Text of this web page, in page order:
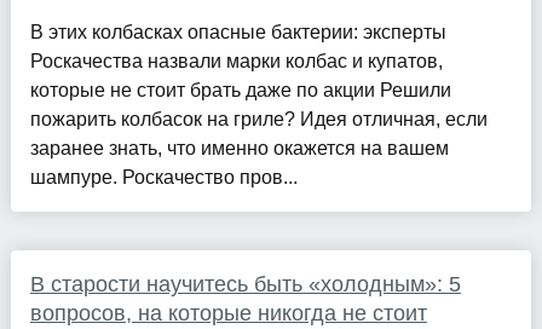
В этих колбасках опасные бактерии: эксперты
Роскачества назвали марки колбас и купатов,
которые не стоит брать даже по акции Решили
пожарить колбасок на гриле? Идея отличная, если
заранее знать, что именно окажется на вашем
шампуре. Роскачество пров...
В старости научитесь быть «холодным»: 5
вопросов, на которые никогда не стоит